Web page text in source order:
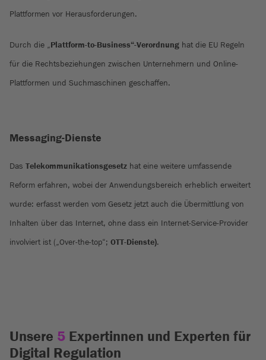
Plattformen vor Herausforderungen.
Durch die „Plattform-to-Business“-Verordnung hat die EU Regeln
für die Rechtsbeziehungen zwischen Unternehmern und Online-
Plattformen und Suchmaschinen geschaffen.
Messaging-Dienste
Das Telekommunikationsgesetz hat eine weitere umfassende
Reform erfahren, wobei der Anwendungsbereich erheblich erweitert
wurde: erfasst werden vom Gesetz jetzt auch die Übermittlung von
Inhalten über das Internet, ohne dass ein Internet-Service-Provider
involviert ist („Over-the-top“; OTT-Dienste).
Unsere 5 Expertinnen und Experten für
Digital Regulation